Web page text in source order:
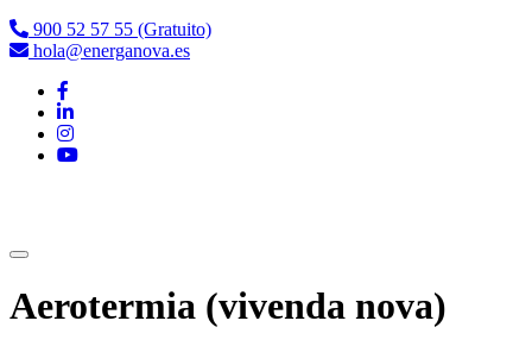
900 52 57 55 (Gratuito)
hola@energanova.es
Aerotermia (vivenda nova)